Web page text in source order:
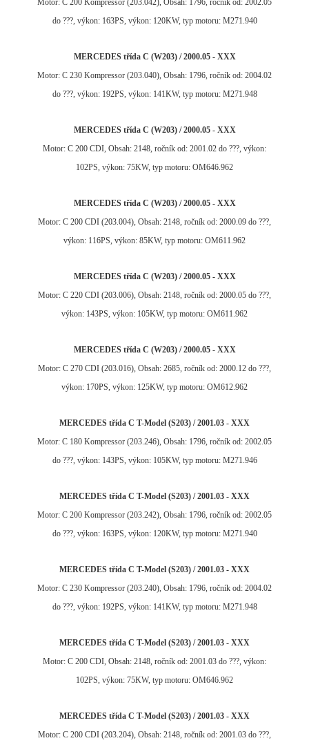
Motor: C 200 Kompressor (203.042), Obsah: 1796, ročník od: 2002.05
do ???, výkon: 163PS, výkon: 120KW, typ motoru: M271.940
MERCEDES třída C (W203) / 2000.05 - XXX
Motor: C 230 Kompressor (203.040), Obsah: 1796, ročník od: 2004.02
do ???, výkon: 192PS, výkon: 141KW, typ motoru: M271.948
MERCEDES třída C (W203) / 2000.05 - XXX
Motor: C 200 CDI, Obsah: 2148, ročník od: 2001.02 do ???, výkon:
102PS, výkon: 75KW, typ motoru: OM646.962
MERCEDES třída C (W203) / 2000.05 - XXX
Motor: C 200 CDI (203.004), Obsah: 2148, ročník od: 2000.09 do ???,
výkon: 116PS, výkon: 85KW, typ motoru: OM611.962
MERCEDES třída C (W203) / 2000.05 - XXX
Motor: C 220 CDI (203.006), Obsah: 2148, ročník od: 2000.05 do ???,
výkon: 143PS, výkon: 105KW, typ motoru: OM611.962
MERCEDES třída C (W203) / 2000.05 - XXX
Motor: C 270 CDI (203.016), Obsah: 2685, ročník od: 2000.12 do ???,
výkon: 170PS, výkon: 125KW, typ motoru: OM612.962
MERCEDES třída C T-Model (S203) / 2001.03 - XXX
Motor: C 180 Kompressor (203.246), Obsah: 1796, ročník od: 2002.05
do ???, výkon: 143PS, výkon: 105KW, typ motoru: M271.946
MERCEDES třída C T-Model (S203) / 2001.03 - XXX
Motor: C 200 Kompressor (203.242), Obsah: 1796, ročník od: 2002.05
do ???, výkon: 163PS, výkon: 120KW, typ motoru: M271.940
MERCEDES třída C T-Model (S203) / 2001.03 - XXX
Motor: C 230 Kompressor (203.240), Obsah: 1796, ročník od: 2004.02
do ???, výkon: 192PS, výkon: 141KW, typ motoru: M271.948
MERCEDES třída C T-Model (S203) / 2001.03 - XXX
Motor: C 200 CDI, Obsah: 2148, ročník od: 2001.03 do ???, výkon:
102PS, výkon: 75KW, typ motoru: OM646.962
MERCEDES třída C T-Model (S203) / 2001.03 - XXX
Motor: C 200 CDI (203.204), Obsah: 2148, ročník od: 2001.03 do ???,